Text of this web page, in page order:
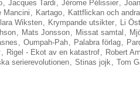
, Jacques Tardi , Jérome Pélissier,
Mancini , Kartago, Kattflickan och andra
Wiksten, Krympande utsikter, Li
, Mats Jonsson, Missat samtal ,
, Oumpah-Pah, Palabra förlag,
, Rigel - Ekot av en katastrof, Robert
serierevolutionen, Stinas jojk, Tom